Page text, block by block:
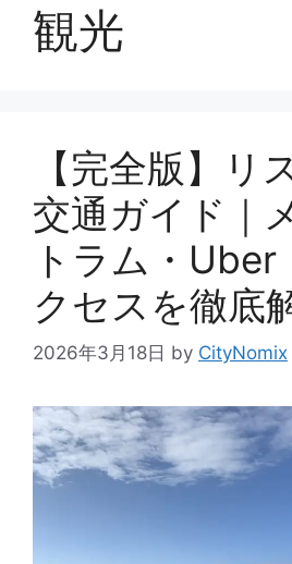
観光
【完全版】リ
交通ガイド｜
トラム・Uber
クセスを徹底
2026年3月18日 by CityNomix